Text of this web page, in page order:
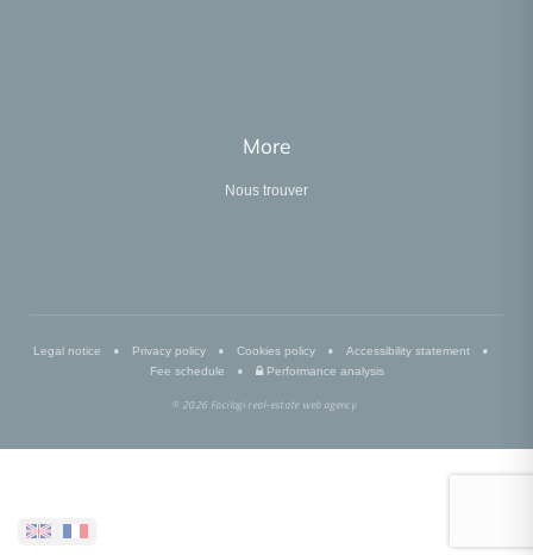
More
Nous trouver
Legal notice • Privacy policy • Cookies policy • Accessibility statement •
Fee schedule • Performance analysis
© 2026 Facilogi real-estate web agency